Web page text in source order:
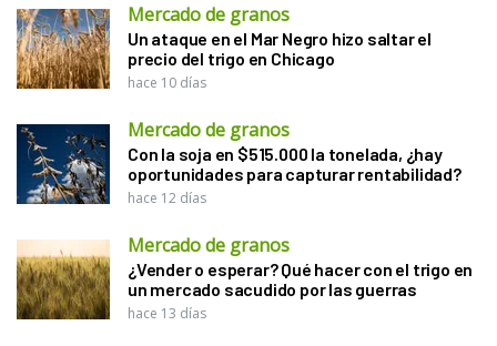
Mercado de granos
Un ataque en el Mar Negro hizo saltar el
precio del trigo en Chicago
hace 10 días
Mercado de granos
Con la soja en $515.000 la tonelada, ¿hay
oportunidades para capturar rentabilidad?
hace 12 días
Mercado de granos
¿Vender o esperar? Qué hacer con el trigo en
un mercado sacudido por las guerras
hace 13 días